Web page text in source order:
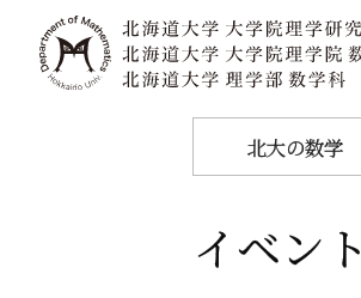
北大の数学
イベント